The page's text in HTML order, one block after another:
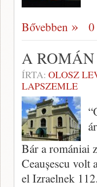
Bővebben
A
ÍRTA: OLOSZ
LAPSZEMLE
Bár a romániai
Ceaușescu volt
el Izraelnek